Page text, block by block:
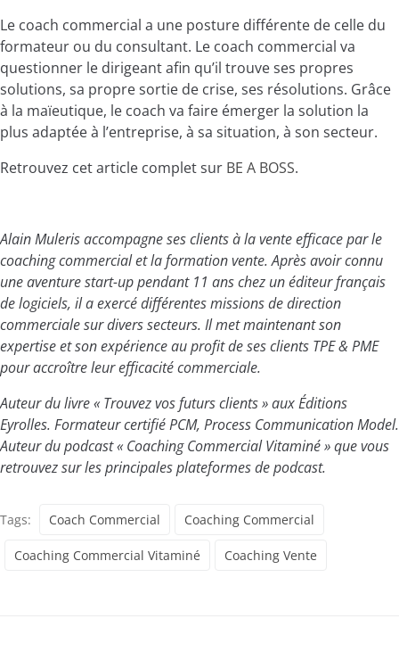
Le coach commercial a une posture différente de celle du
formateur ou du consultant. Le coach commercial va
questionner le dirigeant afin qu’il trouve ses propres
solutions, sa propre sortie de crise, ses résolutions. Grâce
à la maïeutique, le coach va faire émerger la solution la
plus adaptée à l’entreprise, à sa situation, à son secteur.
Retrouvez cet article complet sur BE A BOSS.
Alain Muleris accompagne ses clients à la vente efficace par le
coaching commercial et la formation vente. Après avoir connu
une aventure start-up pendant 11 ans chez un éditeur français
de logiciels, il a exercé différentes missions de direction
commerciale sur divers secteurs. Il met maintenant son
expertise et son expérience au profit de ses clients TPE & PME
pour accroître leur efficacité commerciale.
Auteur du livre « Trouvez vos futurs clients » aux Éditions
Eyrolles. Formateur certifié PCM, Process Communication Model.
Auteur du podcast « Coaching Commercial Vitaminé » que vous
retrouvez sur les principales plateformes de podcast.
Tags: Coach Commercial Coaching Commercial
Coaching Commercial Vitaminé Coaching Vente